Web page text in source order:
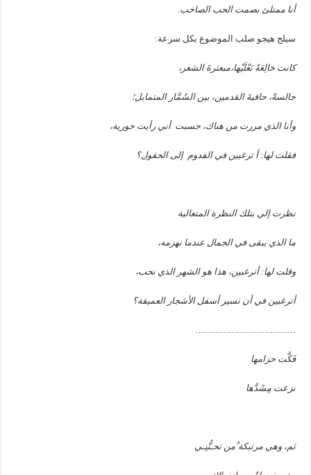
أنا ممتلئ بصمت الحب الصاخب.
سيلج هيجو صلب الموضوع بكل سرعة:
كانت خالِعَةً نَعْلَيْها،مبعثرةَ الشعر،
جالسةً، حافيةَ القدمين، بين السُمَّار المتمايل؛
وأنا الذي مررت من هناك، حسبت أني رأيت حورية،
فقلت لها: أ ترغبين في القدوم إلى الحقول؟
نظرت إلي بتلك النظرة المتعالية
ما الذي يبقى في الجمال عندما نهزمه،
وقلت لها: أترغبين، هذا هو الشهر الذي نحب،
أترغبين في أن نسير أسفل الأشجار العميقة؟
………………………………
فَكَّت حزامها
نزعت مِشَدَّها
ثم، وهي مرتبكة ٌمن تحـنُّنِـي